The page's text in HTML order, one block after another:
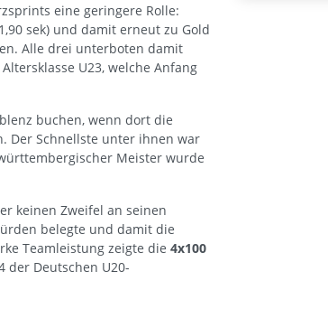
eine geringere Rolle:
sek) und damit erneut zu Gold
Alle drei unterboten damit
U23, welche Anfang
buchen, wenn dort die
Der Schnellste unter ihnen war
Meister wurde
keinen Zweifel an seinen
belegte und damit die
Teamleistung zeigte die 4x100
der Deutschen U20-